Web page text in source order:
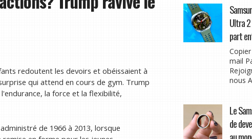
redoutent les devoirs et obéissaient à
qui attend en cours de gym. Trump
la force et la flexibilité,
de 1966 à 2013, lorsque
Ultra
part
mail
nous
Le
de